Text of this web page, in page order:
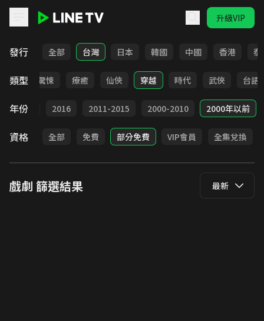
升級VIP
發行 全部 台灣 日本 韓國 中國 香港 泰
類型
奇幻 驚悚 療癒 仙俠 穿越 時代 武俠 台語
年份
2017 2016 2011-2015 2000-2010 2000年以前
資格 全部 免費 部分免費 VIP會員 全集兌換
戲劇 篩選結果 最新